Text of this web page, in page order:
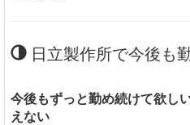
日立製作所で今後も
今後もずっと勤め続けて欲し
えない